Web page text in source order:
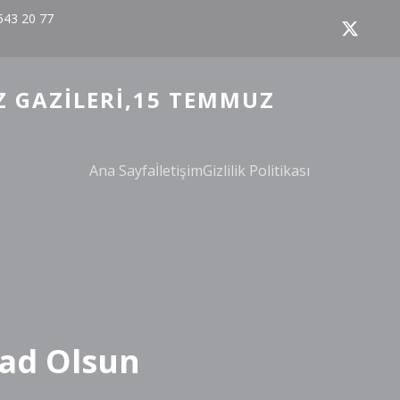
20 77
GAZILERI,15 TEMMUZ
Ana SayfaİletişimGizlilik Politikası
Olsun